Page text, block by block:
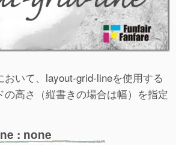
いて、layout-grid-lineを使用する
の高さ（縦書きの場合は幅）を指定
: none